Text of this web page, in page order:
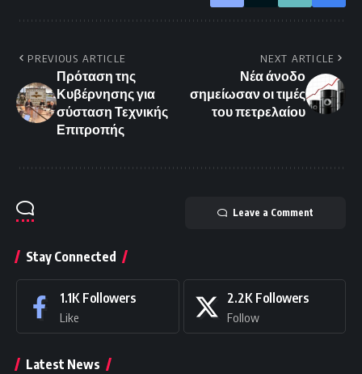
PREVIOUS ARTICLE
Πρόταση της
Κυβέρνησης για
σύσταση Τεχνικής
Επιτροπής
NEXT ARTICLE
Νέα άνοδο
σημείωσαν οι τιμές
του πετρελαίου
Leave a Comment
Stay Connected
1.1K Followers
Like
2.2K Followers
Follow
Latest News